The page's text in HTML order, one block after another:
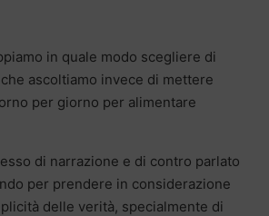
in quale modo scegliere di
ascoltiamo invece di mettere
per giorno per alimentare
di narrazione e di contro parlato
per prendere in considerazione
delle verità, specialmente di